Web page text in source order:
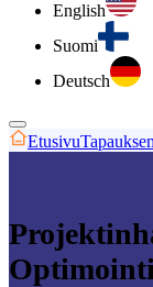
English
Suomi
Deutsch
Etusivu
Optimointi